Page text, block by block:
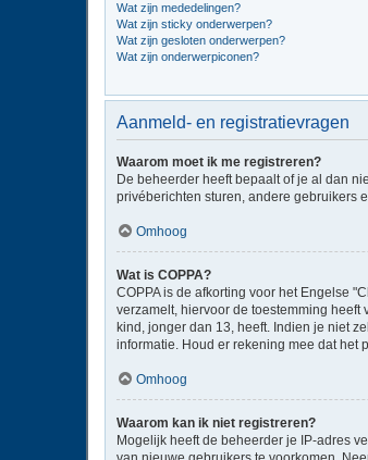
Wat zijn mededelingen?
Wat zijn sticky onderwerpen?
Wat zijn gesloten onderwerpen?
Wat zijn onderwerpiconen?
Aanmeld- en registratievragen
Waarom moet ik me registreren?
De beheerder heeft bepaalt of je al dan
privéberichten sturen, andere gebruikers
Omhoog
Wat is COPPA?
COPPA is de afkorting voor het Engelse
verzamelt, hiervoor de toestemming
kind, jonger dan 13, heeft. Indien je niet
informatie. Houd er rekening mee dat het
Omhoog
Waarom kan ik niet registreren?
Mogelijk heeft de beheerder je IP-adres